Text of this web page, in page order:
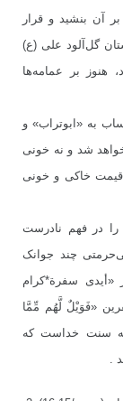
آن بنشید و قرار
گل‌آلود علی (ع)
هنوز بر عمامه‌ها
به «ابوتراب» و
شد و نه خونی
قیمت خاکی و خونی
را در فهم نادرست
چند جوانک
«أیدی سفرة*کرام
«فَوَيْلٌ لَّهُم مِّمَّا
سنت خداست که
.